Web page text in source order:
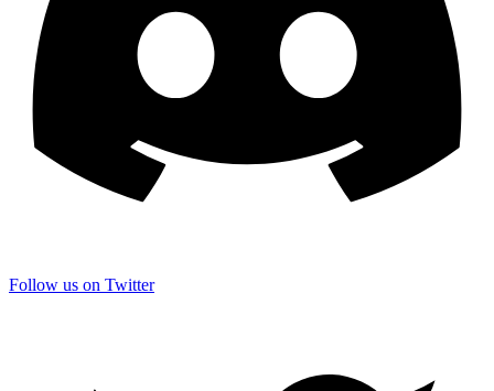
Follow us on Twitter